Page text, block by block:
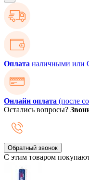
Оплата наличными или
Онлайн оплата (после
Остались вопросы?
Обратный звонок
С этим товаром